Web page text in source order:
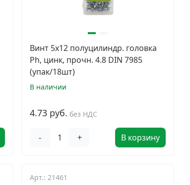
Винт 5х12 полуцилиндр. головка
Ph, цинк, прочн. 4.8 DIN 7985
(упак/18шт)
В наличии
4.73 руб. без НДС
- + В корзину
Арт.: 21461